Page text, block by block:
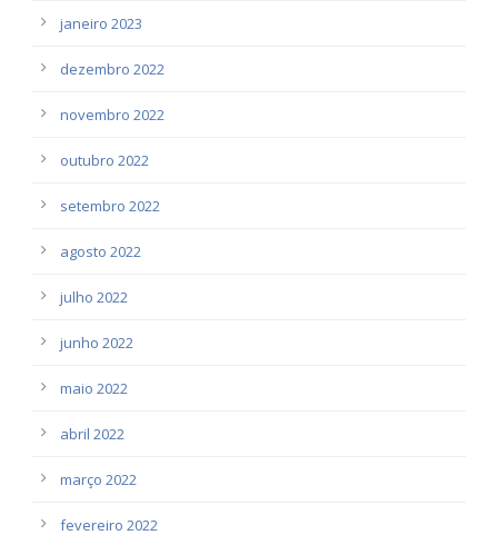
janeiro 2023
dezembro 2022
novembro 2022
outubro 2022
setembro 2022
agosto 2022
julho 2022
junho 2022
maio 2022
abril 2022
março 2022
fevereiro 2022